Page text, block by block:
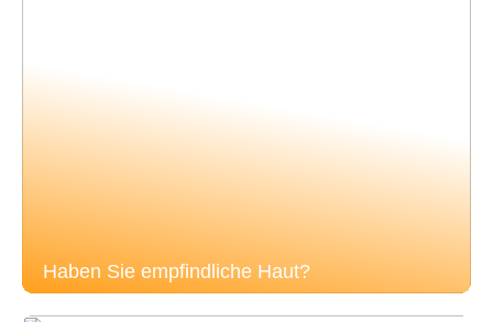
Haben Sie empfindliche Haut?